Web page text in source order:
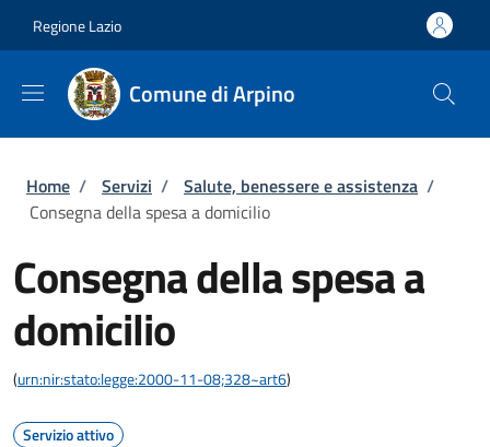
Regione Lazio
Comune di Arpino
Briciole di pane
Home / Servizi / Salute, benessere e assistenza /
Consegna della spesa a domicilio
Consegna della spesa a
domicilio
(urn:nir:stato:legge:2000-11-08;328~art6)
Servizio attivo